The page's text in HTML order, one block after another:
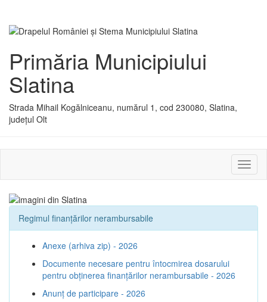
Primăria Municipiului
Slatina
Strada Mihail Kogălniceanu, numărul 1, cod 230080, Slatina,
județul Olt
sau
Regimul finanțărilor nerambursabile
Anexe (arhiva zip) - 2026
Documente necesare pentru întocmirea dosarului
pentru obținerea finanțărilor nerambursabile - 2026
Anunț de participare - 2026